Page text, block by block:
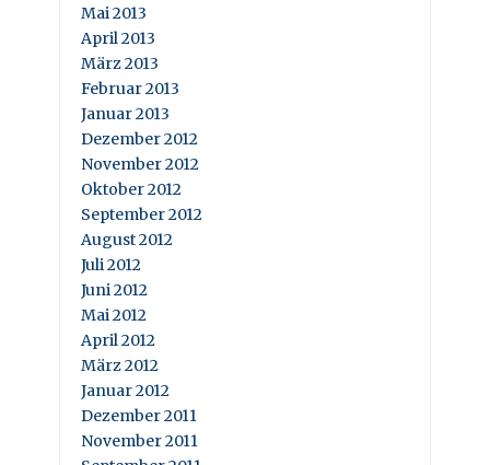
Mai 2013
April 2013
März 2013
Februar 2013
Januar 2013
Dezember 2012
November 2012
Oktober 2012
September 2012
August 2012
Juli 2012
Juni 2012
Mai 2012
April 2012
März 2012
Januar 2012
Dezember 2011
November 2011